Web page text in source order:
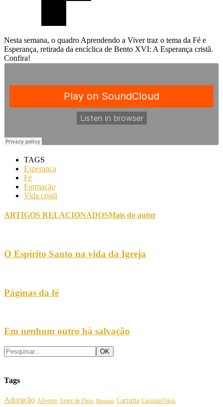
Nesta semana, o quadro Aprendendo a Viver traz o tema da Fé e
Esperança, retirada da encíclica de Bento XVI: A Esperança cristã.
Confira!
TAGS
Esperança
Fé
Formação
Vida cristã
ARTIGOS RELACIONADOSMais do autor
O Espírito Santo na vida da Igreja
Páginas da fé
Em nenhum outro há salvação
Tags
Adoração Advento Amor de Deus Batismo Carisma Carisma Oásis